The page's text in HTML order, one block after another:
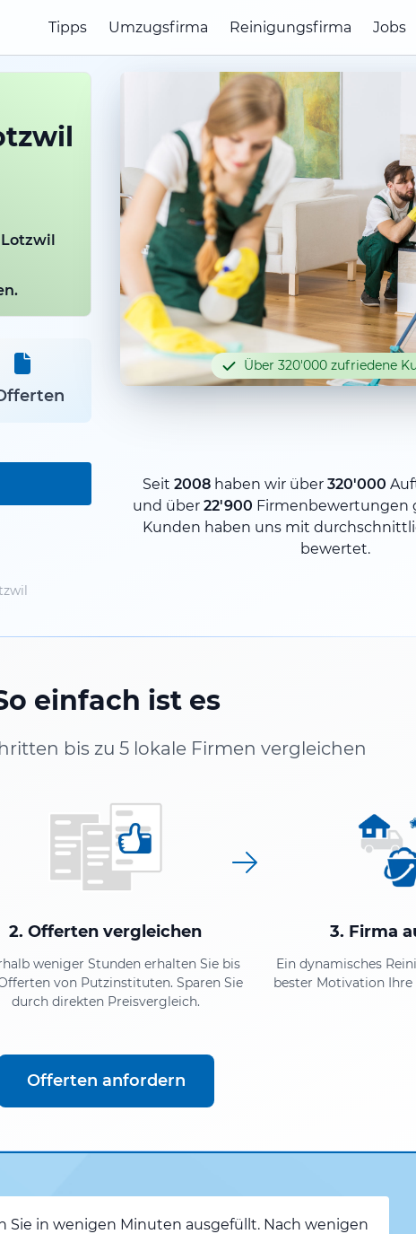
Tipps Umzugsfirma Reinigungsfirma Jobs
Lotzwil
Über 320'000 zufriedene
Seit 2008haben wir über 320'000
und über 22'900 Firmenbewertungen
Kunden haben uns mit
bewertet.
einfach ist es
bis zu 5 lokale Firmen vergleichen
2. Offerten vergleichen
weniger Stunden erhalten Sie bis
von Putzinstituten. Sparen Sie
durch direkten Preisvergleich.
3. Firma
Ein dynamisches
bester Motivation
Offerten anfordern
Sie in wenigen Minuten ausgefüllt. Nach wenigen